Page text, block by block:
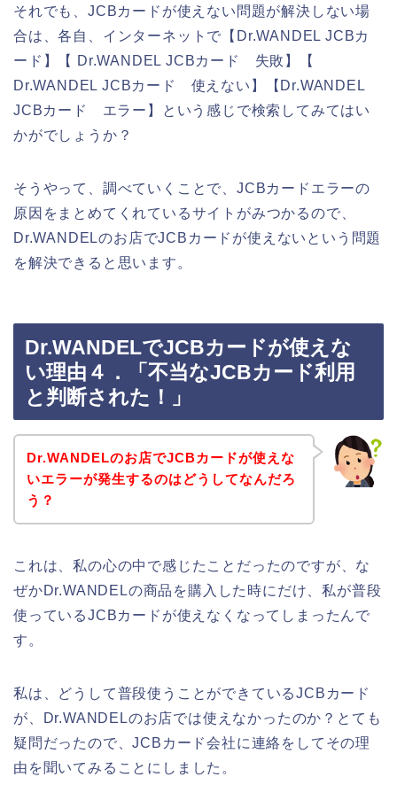
それでも、JCBカードが使えない問題が解決しない場
合は、各自、インターネットで【Dr.WANDEL JCBカ
ード】【 Dr.WANDEL JCBカード 失敗】【
Dr.WANDEL JCBカード 使えない】【Dr.WANDEL
JCBカード エラー】という感じで検索してみてはい
かがでしょうか？
そうやって、調べていくことで、JCBカードエラーの
原因をまとめてくれているサイトがみつかるので、
Dr.WANDELのお店でJCBカードが使えないという問題
を解決できると思います。
Dr.WANDELでJCBカードが使えな
い理由４．「不当なJCBカード利用
と判断された！」
Dr.WANDELのお店でJCBカードが使えな
いエラーが発生するのはどうしてなんだろ
う？
これは、私の心の中で感じたことだったのですが、な
ぜかDr.WANDELの商品を購入した時にだけ、私が普段
使っているJCBカードが使えなくなってしまったんで
す。
私は、どうして普段使うことができているJCBカード
が、Dr.WANDELのお店では使えなかったのか？とても
疑問だったので、JCBカード会社に連絡をしてその理
由を聞いてみることにしました。